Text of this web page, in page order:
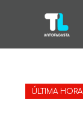
ÚLTIMA HORA